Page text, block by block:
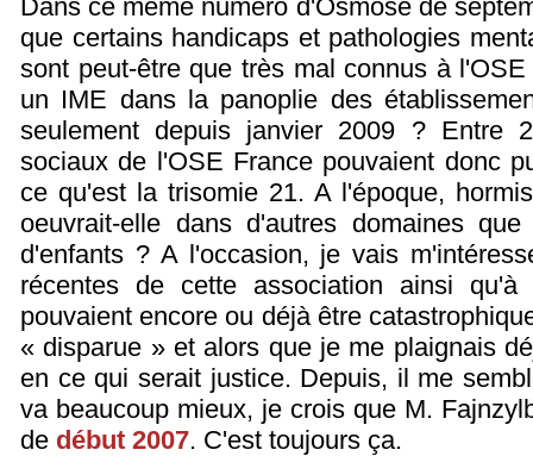
Dans ce même numéro d'Osmose de
que certains handicaps et pathologies
sont peut-être que très mal connus à
un IME dans la panoplie des
seulement depuis janvier 2009 ? Entre
sociaux de l'OSE France pouvaient donc
ce qu'est la trisomie 21. A l'époque,
oeuvrait-elle dans d'autres domaines
d'enfants ? A l'occasion, je vais
récentes de cette association ainsi
pouvaient encore ou déjà être
« disparue » et alors que je me plaignais
en ce qui serait justice. Depuis, il me
va beaucoup mieux, je crois que M.
de début 2007. C'est toujours ça.